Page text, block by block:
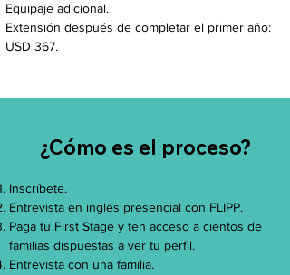
Equipaje adicional.
Extensión después de completar el primer año:
USD 367.
¿Cómo es el proceso?
Inscríbete.
Entrevista en inglés presencial con FLIPP.
Paga tu First Stage y ten acceso a cientos de
familias dispuestas a ver tu perfil.
Entrevista con una familia.